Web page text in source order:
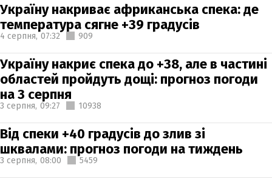
Україну накриває африканська спека: де
температура сягне +39 градусів
4 серпня, 07:32 909
Україну накриє спека до +38, але в частині
областей пройдуть дощі: прогноз погоди
на 3 серпня
3 серпня, 09:27 10938
Від спеки +40 градусів до злив зі
шквалами: прогноз погоди на тиждень
3 серпня, 08:00 5459